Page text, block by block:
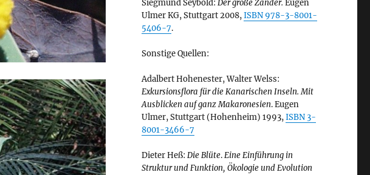
Siegmund Seybold: Der große Zander. Eugen
Ulmer KG, Stuttgart 2008,ISBN 978-3-8001-
5406-7.
Sonstige Quellen:
Adalbert Hohenester, Walter Welss:
Exkursionsflora für die Kanarischen Inseln. Mit
Ausblicken auf ganz Makaronesien. Eugen
Ulmer, Stuttgart (Hohenheim) 1993,ISBN 3-
8001-3466-7
Dieter Heß: Die Blüte.Eine Einführung in
Struktur und Funktion, Ökologie und Evolution